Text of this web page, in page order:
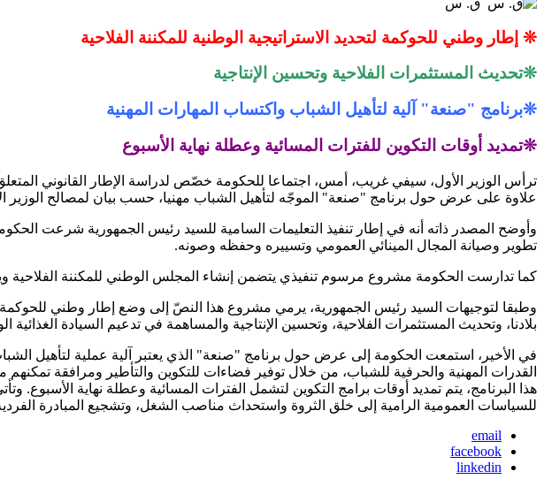
ق. س
❊ إطار وطني للحوكمة لتحديد الاستراتيجية الوطنية للمكننة الفلاحية
❊تحديث المستثمرات الفلاحية وتحسين الإنتاجية
❊برنامج "صنعة" آلية لتأهيل الشباب واكتساب المهارات المهنية
❊تمديد أوقات التكوين للفترات المسائية وعطلة نهاية الأسبوع
ترأس الوزير الأول، سيفي غريب، أمس، اجتماعا للحكومة خصّص لدراسة الإطار القانوني
علاوة على عرض حول برنامج "صنعة" الموجّه لتأهيل الشباب مهنيا، حسب بيان لمصالح الوزير
وأوضح المصدر ذاته أنه في إطار تنفيذ التعليمات السامية للسيد رئيس الجمهورية شرعت
تطوير وصيانة المجال المينائي العمومي وتسييره وحفظه وصونه.
كما تدارست الحكومة مشروع مرسوم تنفيذي يتضمن إنشاء المجلس الوطني للمكننة الفلاحية
وطبقا لتوجيهات السيد رئيس الجمهورية، يرمي مشروع هذا النصّ إلى وضع إطار وطني للحوكمة
بلادنا، وتحديث المستثمرات الفلاحية، وتحسين الإنتاجية والمساهمة في تدعيم السيادة الغذائية
في الأخير، استمعت الحكومة إلى عرض حول برنامج "صنعة" الذي يعتبر آلية عملية لتأهيل
القدرات المهنية والحرفية للشباب، من خلال توفير فضاءات للتكوين والتأطير ومرافقة
هذا البرنامج، يتم تمديد أوقات برامج التكوين لتشمل الفترات المسائية وعطلة نهاية الأسبوع.
للسياسات العمومية الرامية إلى خلق الثروة واستحداث مناصب الشغل، وتشجيع المبادرة
email
facebook
linkedin